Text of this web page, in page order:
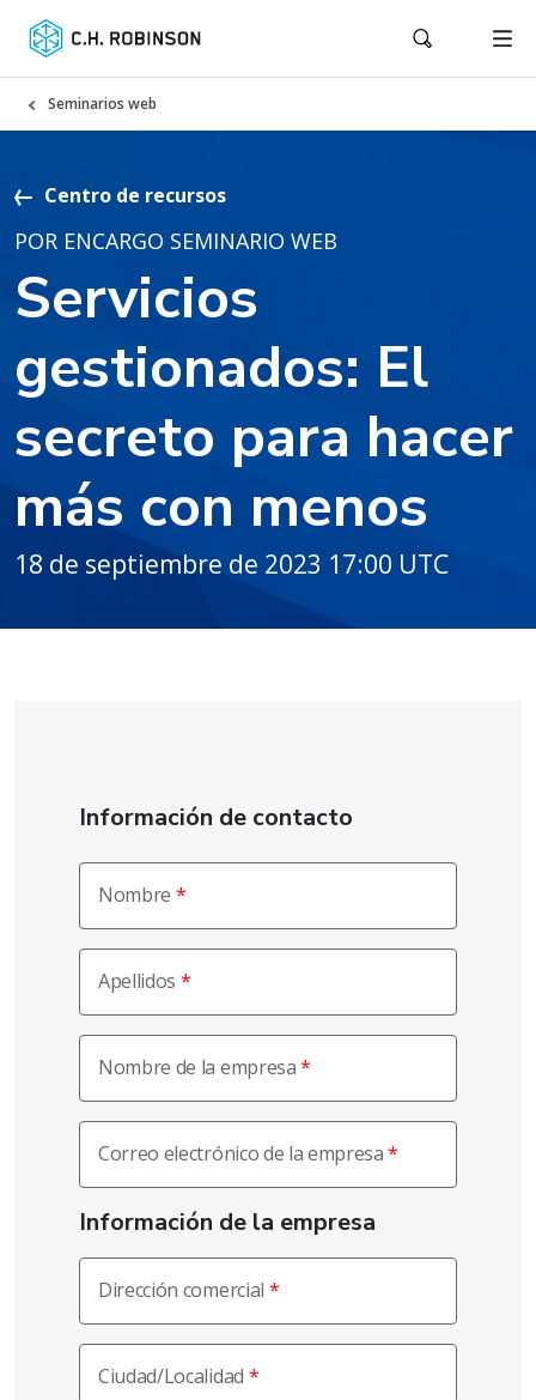
Seminarios web
Centro de recursos
POR ENCARGO SEMINARIO WEB
Servicios
gestionados: El
secreto para hacer
más con menos
18 de septiembre de 2023 17:00 UTC
Información de contacto
Nombre
Apellidos
Nombre de la empresa
Correo electrónico de la empresa
Información de la empresa
Dirección comercial
Ciudad/Localidad